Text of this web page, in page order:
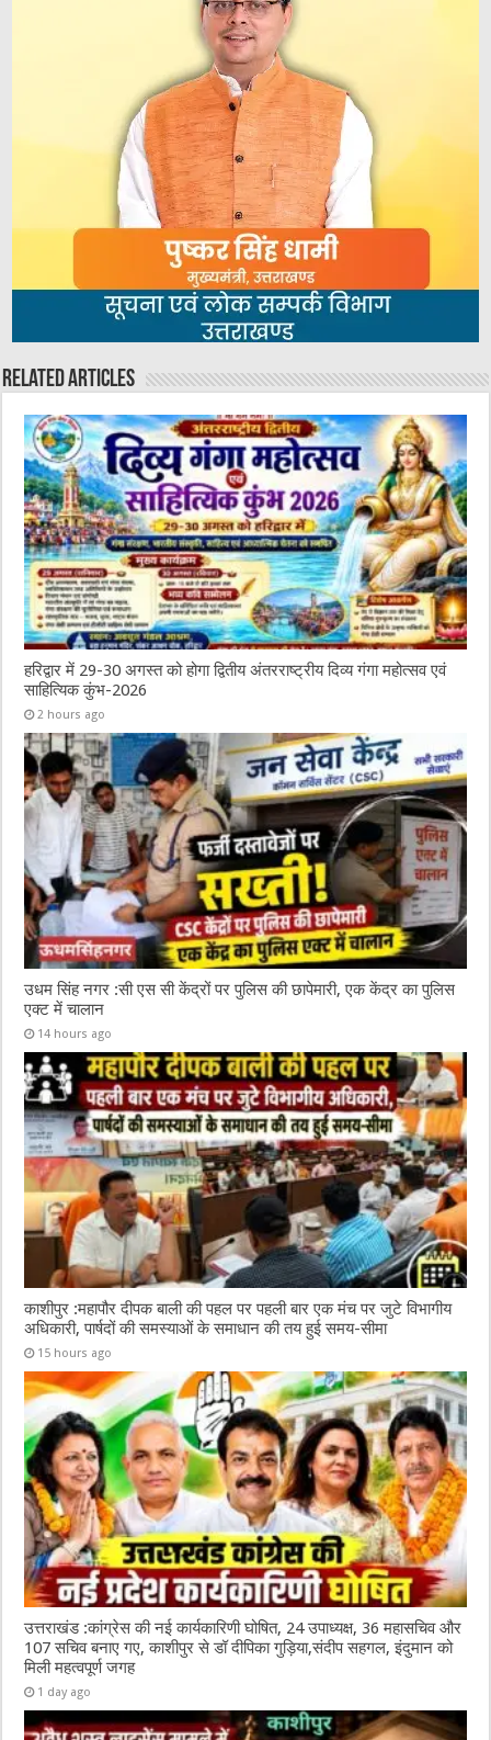
Related Articles
हरिद्वार में 29-30 अगस्त को होगा द्वितीय अंतरराष्ट्रीय दिव्य गंगा महोत्सव एवं
साहित्यिक कुंभ-2026
2 hours ago
उधम सिंह नगर :सी एस सी केंद्रों पर पुलिस की छापेमारी, एक केंद्र का पुलिस
एक्ट में चालान
14 hours ago
काशीपुर :महापौर दीपक बाली की पहल पर पहली बार एक मंच पर जुटे विभागीय
अधिकारी, पार्षदों की समस्याओं के समाधान की तय हुई समय-सीमा
15 hours ago
उत्तराखंड :कांग्रेस की नई कार्यकारिणी घोषित, 24 उपाध्यक्ष, 36 महासचिव और
107 सचिव बनाए गए, काशीपुर से डॉ दीपिका गुड़िया,संदीप सहगल, इंदुमान को
मिली महत्वपूर्ण जगह
1 day ago